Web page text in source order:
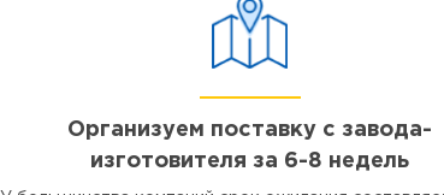
Организуем поставку с завода-
изготовителя за 6-8 недель